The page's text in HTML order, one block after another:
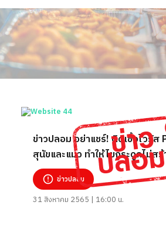
ข่าวปลอม อย่าแชร์! ติดเชื้อไวรัส
สุนัขและแมว ทำให้ไขกระดูกไม่สร้
ข่าวปลอม
31 สิงหาคม 2565 | 16:00 น.